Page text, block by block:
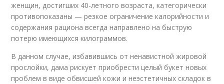
женщин, достигших 40-летного возраста, категорически
противопоказаны — резкое ограничение калорийности и
содержания рациона всегда направлено на быструю
потерю имеющихся килограммов.
В данном случае, избавившись от ненавистной жировой
прослойки, дама рискует приобрести целый букет новых
проблем в виде обвисшей кожи и неэстетичных складок в